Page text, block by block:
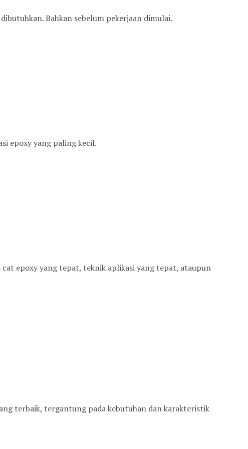
Bahkan sebelum pekerjaan dimulai.
epoxy yang paling kecil.
epoxy yang tepat, teknik aplikasi yang tepat, ataupun
terbaik, tergantung pada kebutuhan dan karakteristik